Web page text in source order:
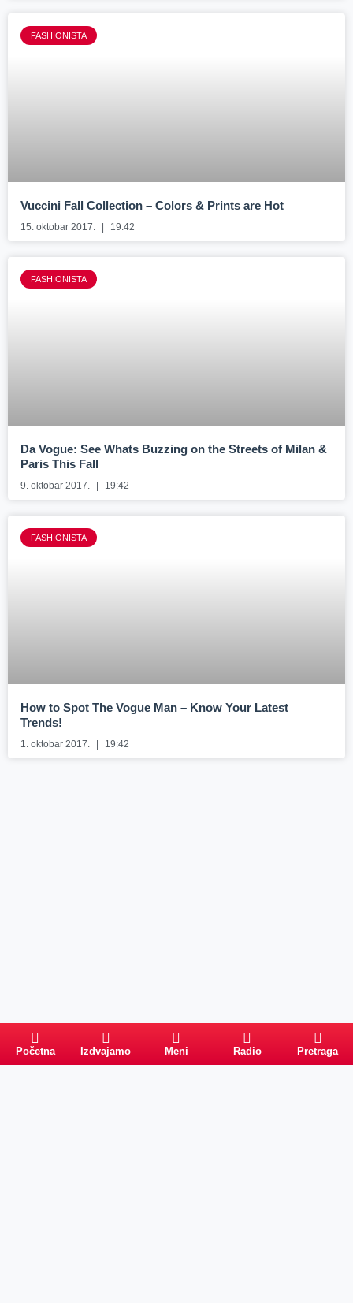
FASHIONISTA
Vuccini Fall Collection – Colors & Prints are Hot
15. oktobar 2017. 19:42
FASHIONISTA
Da Vogue: See Whats Buzzing on the Streets of Milan &
Paris This Fall
9. oktobar 2017. 19:42
FASHIONISTA
How to Spot The Vogue Man – Know Your Latest
Trends!
1. oktobar 2017. 19:42
Početna Izdvajamo Meni Radio Pretraga